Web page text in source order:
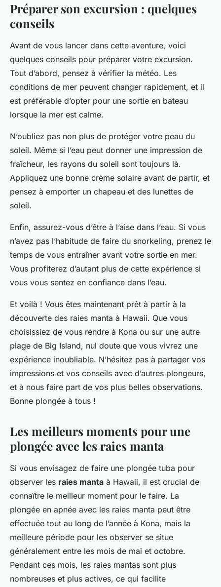
Préparer son excursion : quelques
conseils
Avant de vous lancer dans cette aventure, voici
quelques conseils pour préparer votre excursion.
Tout d’abord, pensez à vérifier la météo. Les
conditions de mer peuvent changer rapidement, et il
est préférable d’opter pour une sortie en bateau
lorsque la mer est calme.
N’oubliez pas non plus de protéger votre peau du
soleil. Même si l’eau peut donner une impression de
fraîcheur, les rayons du soleil sont toujours là.
Appliquez une bonne crème solaire avant de partir, et
pensez à emporter un chapeau et des lunettes de
soleil.
Enfin, assurez-vous d’être à l’aise dans l’eau. Si vous
n’avez pas l’habitude de faire du snorkeling, prenez le
temps de vous entraîner avant votre sortie en mer.
Vous profiterez d’autant plus de cette expérience si
vous vous sentez en confiance dans l’eau.
Et voilà ! Vous êtes maintenant prêt à partir à la
découverte des raies manta à Hawaii. Que vous
choisissiez de vous rendre à Kona ou sur une autre
plage de Big Island, nul doute que vous vivrez une
expérience inoubliable. N’hésitez pas à partager vos
impressions et vos conseils avec d’autres plongeurs,
et à nous faire part de vos plus belles observations.
Bonne plongée à tous !
Les meilleurs moments pour une
plongée avec les raies manta
Si vous envisagez de faire une plongée tuba pour
observer les raies manta à Hawaii, il est crucial de
connaître le meilleur moment pour le faire. La
plongée en apnée avec les raies manta peut être
effectuée tout au long de l’année à Kona, mais la
meilleure période pour les observer se situe
généralement entre les mois de mai et octobre.
Pendant ces mois, les raies mantas sont plus
nombreuses et plus actives, ce qui facilite